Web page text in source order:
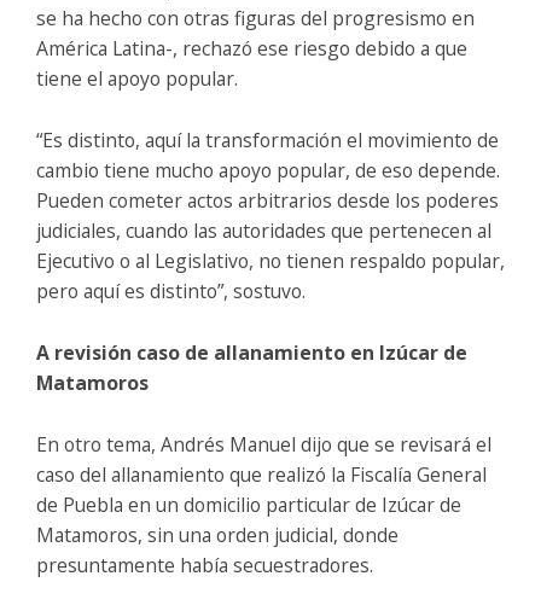
se ha hecho con otras figuras del progresismo en
América Latina-, rechazó ese riesgo debido a que
tiene el apoyo popular.
“Es distinto, aquí la transformación el movimiento de
cambio tiene mucho apoyo popular, de eso depende.
Pueden cometer actos arbitrarios desde los poderes
judiciales, cuando las autoridades que pertenecen al
Ejecutivo o al Legislativo, no tienen respaldo popular,
pero aquí es distinto”, sostuvo.
A revisión caso de allanamiento en Izúcar de
Matamoros
En otro tema, Andrés Manuel dijo que se revisará el
caso del allanamiento que realizó la Fiscalía General
de Puebla en un domicilio particular de Izúcar de
Matamoros, sin una orden judicial, donde
presuntamente había secuestradores.